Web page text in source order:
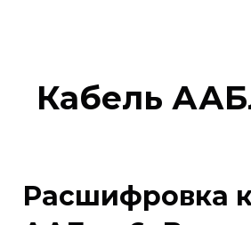
Кабель
Расшифровка